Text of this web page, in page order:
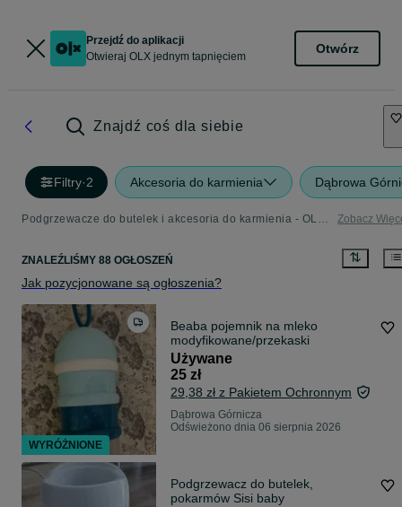
Przejdź do aplikacji
Otwieraj OLX jednym tapnięciem
Otwórz
Znajdź coś dla siebie
Filtry·2 Akcesoria do karmienia Dąbrowa
Podgrzewacze do butelek i akcesoria do karmienia - OLX.pl Zobacz
ZNALEŹLIŚMY 88 OGŁOSZEŃ
Jak pozycjonowane są ogłoszenia?
Beaba pojemnik na mleko
modyfikowane/przekaski
Używane
25 zł
29,38 zł z Pakietem Ochronnym
Dąbrowa Górnicza
Odświeżono dnia 06 sierpnia 2026
Podgrzewacz do butelek,
pokarmów Sisi baby
WYRÓŻNIONE